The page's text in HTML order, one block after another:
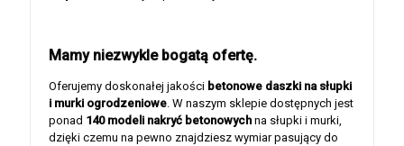
Mamy niezwykle bogatą ofertę.
Oferujemy doskonałej jakości betonowe daszki na słupki
i murki ogrodzeniowe . W naszym sklepie dostępnych jest
ponad 140 modeli nakryć betonowych na słupki i murki,
dzięki czemu na pewno znajdziesz wymiar pasujący do